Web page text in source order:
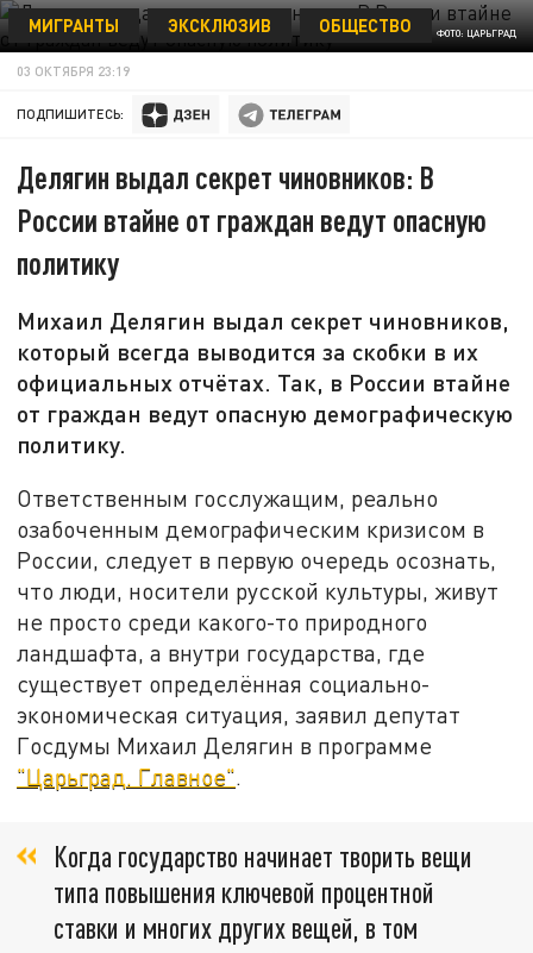
ФОТО: ЦАРЬГРАД
МИГРАНТЫ ЭКСКЛЮЗИВ ОБЩЕСТВО
03 ОКТЯБРЯ 23:19
ПОДПИШИТЕСЬ:
Делягин выдал секрет чиновников: В
России втайне от граждан ведут опасную
политику
Михаил Делягин выдал секрет чиновников,
который всегда выводится за скобки в их
официальных отчётах. Так, в России втайне
от граждан ведут опасную демографическую
политику.
Ответственным госслужащим, реально
озабоченным демографическим кризисом в
России, следует в первую очередь осознать,
что люди, носители русской культуры, живут
не просто среди какого-то природного
ландшафта, а внутри государства, где
существует определённая социально-
экономическая ситуация, заявил депутат
Госдумы Михаил Делягин в программе
"Царьград. Главное".
Когда государство начинает творить вещи
типа повышения ключевой процентной
ставки и многих других вещей, в том